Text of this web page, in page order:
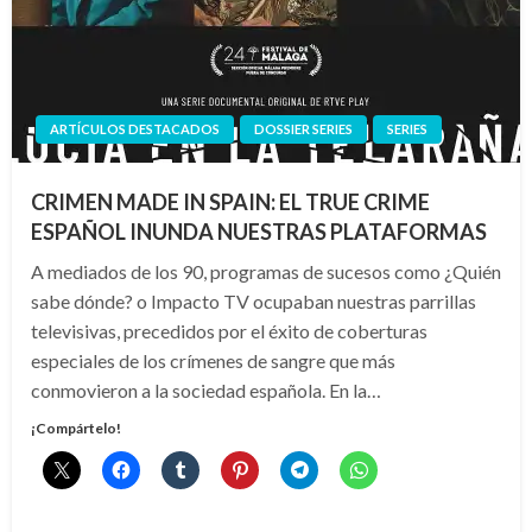
ARTÍCULOS DESTACADOS DOSSIER SERIES SERIES
CRIMEN MADE IN SPAIN: EL TRUE CRIME
ESPAÑOL INUNDA NUESTRAS PLATAFORMAS
A mediados de los 90, programas de sucesos como ¿Quién
sabe dónde? o Impacto TV ocupaban nuestras parrillas
televisivas, precedidos por el éxito de coberturas
especiales de los crímenes de sangre que más
conmovieron a la sociedad española. En la…
¡Compártelo!